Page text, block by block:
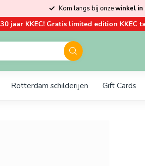
Kom langs bij onzewinkel in
30 jaar KKEC! Gratis limited edition KKEC
Rotterdam schilderijen Gift Cards